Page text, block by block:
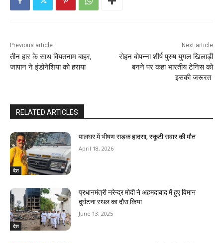
Previous article
तीन हार के साथ वियतनाम बाहर,
जापान ने इंडोनेशिया को हराया
Next article
रोहन बोपन्ना शीर्ष पुरुष युगल खिलाड़ी
बनने पर कहा भारतीय टेनिस को
इसकी जरूरत
RELATED ARTICLES
देश
पालघर में भीषण सड़क हादसा, स्कूटी सवार की मौत
April 18, 2026
देश
प्रधानमंत्री नरेन्द्र मोदी ने अहमदाबाद में हुए विमान
दुर्घटना स्थल का दौरा किया
June 13, 2025